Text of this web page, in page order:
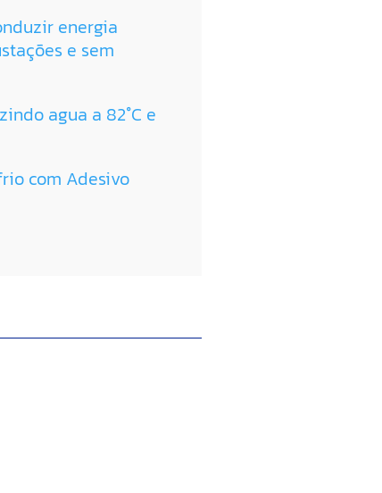
energia
e sem
agua a 82°C e
com Adesivo